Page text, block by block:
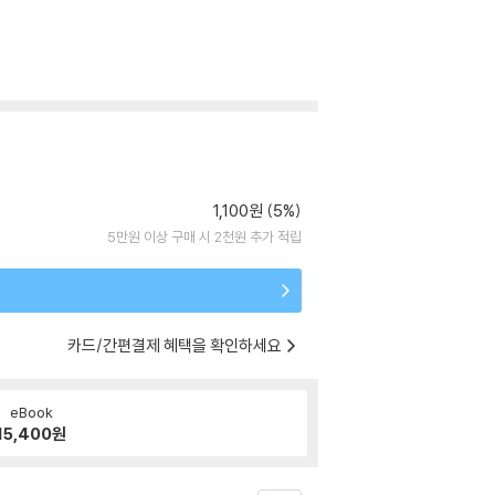
1,100원 (5%)
5만원 이상 구매 시 2천원 추가 적립
카드/간편결제 혜택을 확인하세요
eBook
원